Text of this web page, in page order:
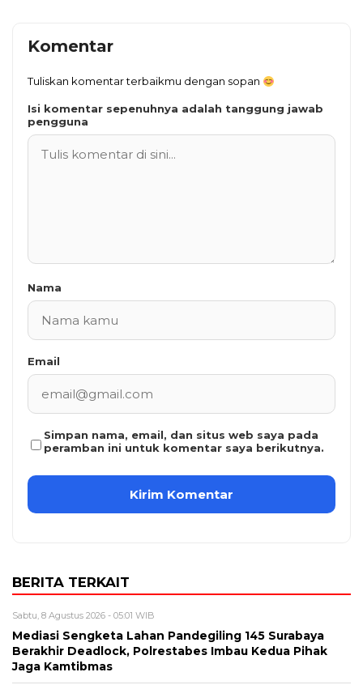
Komentar
Tuliskan komentar terbaikmu dengan sopan
Isi komentar sepenuhnya adalah tanggung jawab
pengguna
Nama
Email
Simpan nama, email, dan situs web saya pada
peramban ini untuk komentar saya berikutnya.
BERITA TERKAIT
Sabtu, 8 Agustus 2026 - 05:01 WIB
Mediasi Sengketa Lahan Pandegiling 145 Surabaya
Berakhir Deadlock, Polrestabes Imbau Kedua Pihak
Jaga Kamtibmas